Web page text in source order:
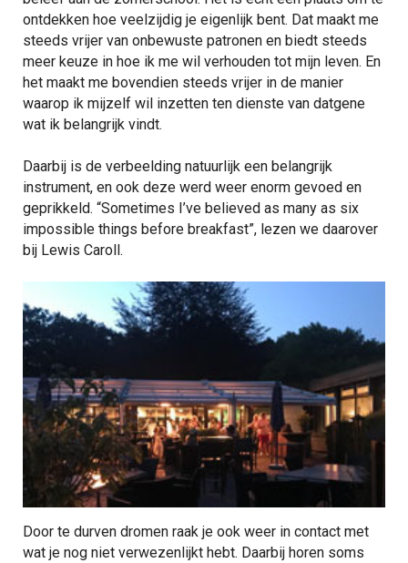
ontdekken hoe veelzijdig je eigenlijk bent. Dat maakt me
steeds vrijer van onbewuste patronen en biedt steeds
meer keuze in hoe ik me wil verhouden tot mijn leven. En
het maakt me bovendien steeds vrijer in de manier
waarop ik mijzelf wil inzetten ten dienste van datgene
wat ik belangrijk vindt.
Daarbij is de verbeelding natuurlijk een belangrijk
instrument, en ook deze werd weer enorm gevoed en
geprikkeld. “Sometimes I’ve believed as many as six
impossible things before breakfast”, lezen we daarover
bij Lewis Caroll.
Door te durven dromen raak je ook weer in contact met
wat je nog niet verwezenlijkt hebt. Daarbij horen soms